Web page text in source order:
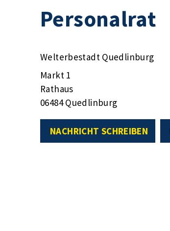
Personalrat
Welterbestadt Quedlinburg
Markt 1
Rathaus
06484 Quedlinburg
NACHRICHT SCHREIBEN